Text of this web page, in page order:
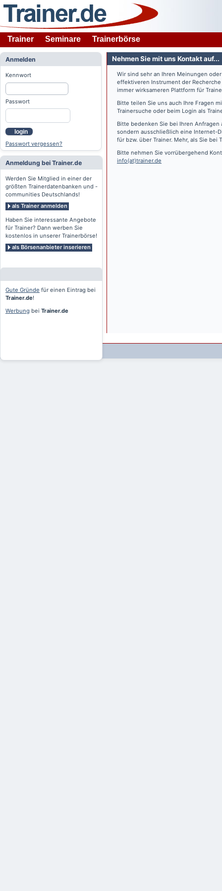
Trainer Seminare Trainerbörse
Anmelden
Kennwort
Passwort
login
Passwort vergessen?
Anmeldung bei Trainer.de
Werden Sie Mitglied in einer der
größten Trainerdatenbanken und -
communities Deutschlands!
als Trainer anmelden
Haben Sie interessante Angebote
für Trainer? Dann werben Sie
kostenlos in unserer Trainerbörse!
als Börsenanbieter inserieren
Gute Gründe für einen Eintrag bei
Trainer.de!
Werbung bei Trainer.de
Nehmen Sie mit uns Kontakt auf...
Wir sind sehr an Ihren Meinungen
effektiveren Instrument der
immer wirksameren Plattform für
Bitte teilen Sie uns auch Ihre Fragen
Trainersuche oder beim Login als
Bitte bedenken Sie bei Ihren
sondern ausschließlich eine Internet-
für bzw. über Trainer. Mehr, als Sie bei
Bitte nehmen Sie vorrübergehend
info(at)trainer.de